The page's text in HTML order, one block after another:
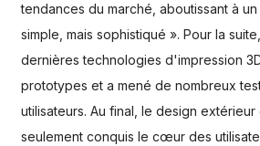
tendances du marché, aboutissant à
simple, mais sophistiqué ». Pour la
dernières technologies d'impression
prototypes et a mené de nombreux
utilisateurs. Au final, le design
seulement conquis le cœur des